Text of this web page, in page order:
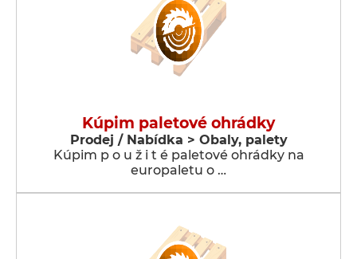
Kúpim paletové ohrádky
Prodej / Nabídka > Obaly, palety
Kúpim p o u ž i t é paletové ohrádky na
europaletu o …